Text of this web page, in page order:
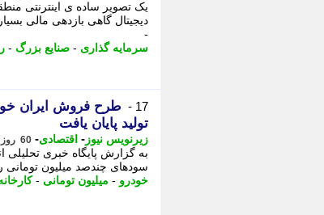
یک تصویر ساده ی اینترنتی
دیجیتال گاهی بازدهی مالی
-
سرمایه گذاری - صنایع بزرگ -
17 -
تولید پایان یافت
زیرنویس نیوز - اقتصادی- 60 روز پیش - سه شنبه 19 خرداد 1405، 01:32
به گزارش پایگاه خبری تحلیلی
سودهای چندصد میلیون تومانی
خودرو - میلیون تومانی -